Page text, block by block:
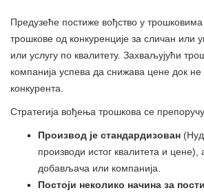
Предузеће постиже вођство у
трошкове од конкуренције за сличан или
или услугу по квалитету. Захваљујући
компанија успева да снижава цене док
конкурента.
Стратегија вођења трошкова се
Производ је стандардизован
производи истог квалитета и
добављача или компанија.
Постоји неколико начина за